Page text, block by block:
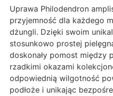
Uprawa Philodendron
przyjemność dla każdego
dżungli. Dzięki swoim
stosunkowo prostej
doskonały pomost między
rzadkimi okazami
odpowiednią wilgotność
podłoże i unikając